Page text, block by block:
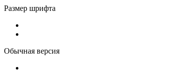
Размер шрифта
Обычная версия